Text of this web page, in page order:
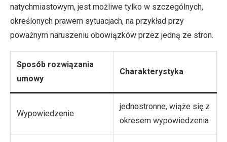
natychmiastowym, jest możliwe tylko w szczególnych,
określonych prawem sytuacjach, na przykład przy
poważnym naruszeniu obowiązków przez jedną ze stron.
Sposób rozwiązania
umowy
Charakterystyka
Wypowiedzenie
jednostronne, wiąże się z
okresem wypowiedzenia